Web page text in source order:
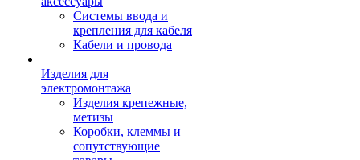
Системы ввода и
крепления для кабеля
Кабели и провода
Изделия для
электромонтажа
Изделия крепежные,
метизы
Коробки, клеммы и
сопутствующие